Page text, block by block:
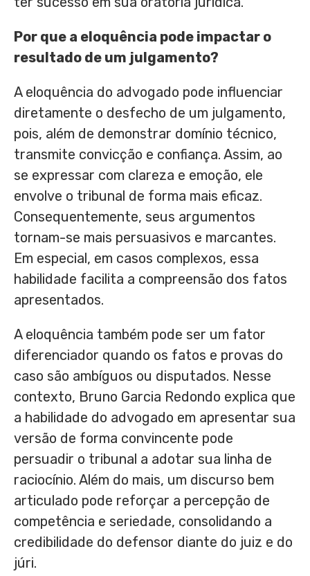
Por que a eloquência pode impactar o
resultado de um julgamento?
A eloquência do advogado pode influenciar
diretamente o desfecho de um julgamento,
pois, além de demonstrar domínio técnico,
transmite convicção e confiança. Assim, ao
se expressar com clareza e emoção, ele
envolve o tribunal de forma mais eficaz.
Consequentemente, seus argumentos
tornam-se mais persuasivos e marcantes.
Em especial, em casos complexos, essa
habilidade facilita a compreensão dos fatos
apresentados.
A eloquência também pode ser um fator
diferenciador quando os fatos e provas do
caso são ambíguos ou disputados. Nesse
contexto, Bruno Garcia Redondo explica que
a habilidade do advogado em apresentar sua
versão de forma convincente pode
persuadir o tribunal a adotar sua linha de
raciocínio. Além do mais, um discurso bem
articulado pode reforçar a percepção de
competência e seriedade, consolidando a
credibilidade do defensor diante do juiz e do
júri.